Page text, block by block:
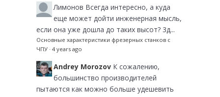
Лимонов Всегда интересно, а куда
еще может дойти инженерная мысль,
если она уже дошла до таких высот? 3д...
Основные характеристики фрезерных станков с
ЧПУ · 4 years ago
Andrey Morozov К сожалению,
большинство производителей
пытаются как можно больше удешевить